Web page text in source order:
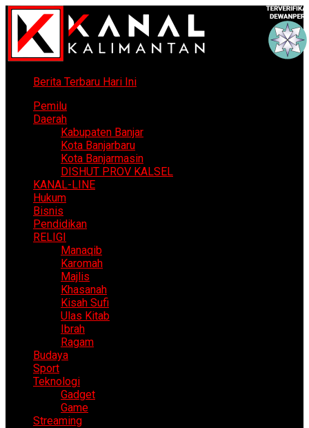
Berita Terbaru Hari Ini
Pemilu
Daerah
Kabupaten Banjar
Kota Banjarbaru
Kota Banjarmasin
DISHUT PROV KALSEL
KANAL-LINE
Hukum
Bisnis
Pendidikan
RELIGI
Manaqib
Karomah
Majlis
Khasanah
Kisah Sufi
Ulas Kitab
Ibrah
Ragam
Budaya
Sport
Teknologi
Gadget
Game
Streaming